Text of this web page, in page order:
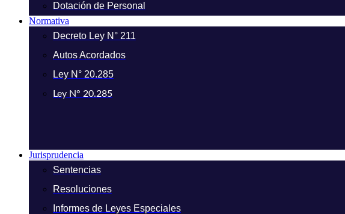
Dotación de Personal
Normativa
Decreto Ley N° 211
Autos Acordados
Ley N° 20.285
Ley N° 20.285
Jurisprudencia
Sentencias
Resoluciones
Informes de Leyes Especiales